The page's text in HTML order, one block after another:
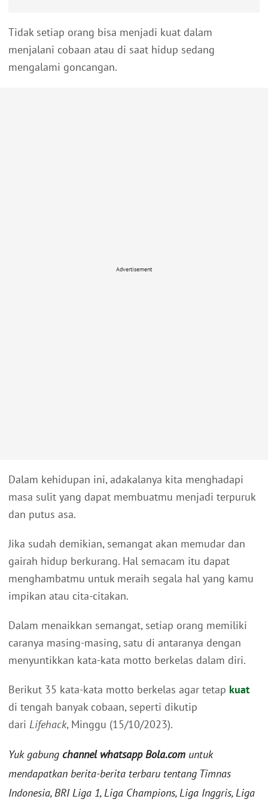
Tidak setiap orang bisa menjadi kuat dalam
menjalani cobaan atau di saat hidup sedang
mengalami goncangan.
Advertisement
Dalam kehidupan ini, adakalanya kita menghadapi
masa sulit yang dapat membuatmu menjadi terpuruk
dan putus asa.
Jika sudah demikian, semangat akan memudar dan
gairah hidup berkurang. Hal semacam itu dapat
menghambatmu untuk meraih segala hal yang kamu
impikan atau cita-citakan.
Dalam menaikkan semangat, setiap orang memiliki
caranya masing-masing, satu di antaranya dengan
menyuntikkan kata-kata motto berkelas dalam diri.
Berikut 35 kata-kata motto berkelas agar tetap kuat
di tengah banyak cobaan, seperti dikutip
dari Lifehack, Minggu (15/10/2023).
Yuk gabung channel whatsapp Bola.com untuk
mendapatkan berita-berita terbaru tentang Timnas
Indonesia, BRI Liga 1, Liga Champions, Liga Inggris, Liga